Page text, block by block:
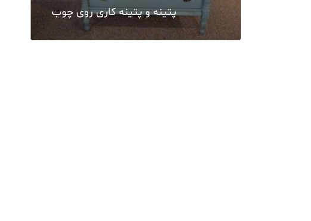
پتینه و پتینه کاری روی چوب